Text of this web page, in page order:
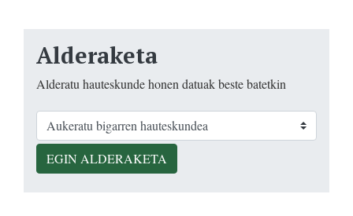
Alderaketa
Alderatu hauteskunde honen datuak beste batetkin
EGIN ALDERAKETA